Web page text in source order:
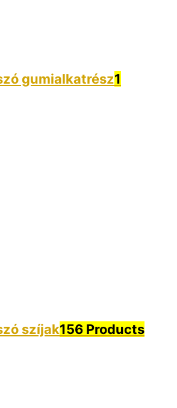
gumialkatrész1
szíjak156 Products